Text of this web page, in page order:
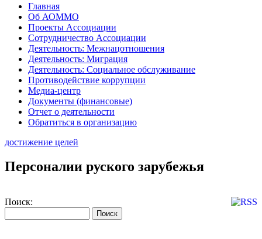
Главная
Об АОММО
Проекты Ассоциации
Сотрудничество Ассоциации
Деятельность: Межнацотношения
Деятельность: Миграция
Деятельность: Социальное обслуживание
Противодействие коррупции
Медиа-центр
Документы (финансовые)
Отчет о деятельности
Обратиться в организацию
достижение целей
Персоналии руского зарубежья
Поиск: